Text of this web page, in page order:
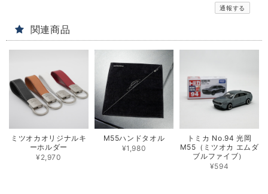
通報する
関連商品
ミツオカオリジナルキ
ーホルダー
¥2,970
M55ハンドタオル
¥1,980
トミカ No.94 光岡
M55（ミツオカ エムダ
ブルファイブ）
¥594